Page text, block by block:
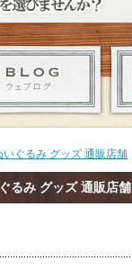
ぐるみ グッズ 通販店舗
るみ グッズ 通販店舗